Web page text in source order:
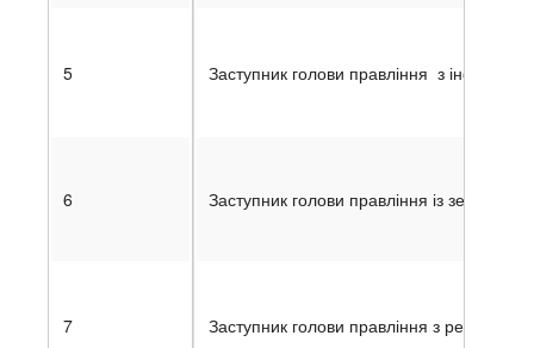
Заступник голови правління з
Заступник голови правління із
Заступник голови правління з
5
6
7